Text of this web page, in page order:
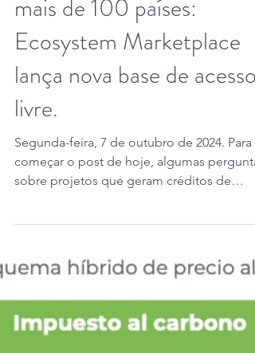
Mais de 20.000 projetos
de créditos de carbono em
mais de 100 países:
Ecosystem Marketplace
lança nova base de acesso
livre.
sobre projetos que geram créditos de
carbono. Qual...